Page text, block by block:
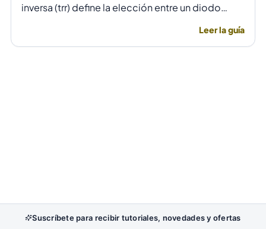
inversa (trr) define la elección entre un diodo
Leer la guía
Suscríbete para recibir tutoriales, novedades y ofertas